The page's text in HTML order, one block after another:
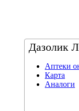
Дазолик
Аптеки
Карта
Аналоги